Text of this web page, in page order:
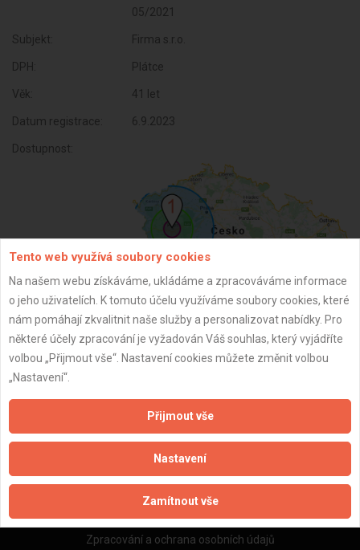
05/2021
Subjekt: Firma s.r.o.
DPH: Plátce
Věk: 41 let
Datum registrace: 6.9.2023
Dostupnost:
ZPĚT
Naše firmy a řemeslníci
Zpracování a ochrana osobních údajů
Tento web využívá soubory cookies
Na našem webu získáváme, ukládáme a zpracováváme informace
o jeho uživatelích. K tomuto účelu využíváme soubory cookies, které
nám pomáhají zkvalitnit naše služby a personalizovat nabídky. Pro
některé účely zpracování je vyžadován Váš souhlas, který vyjádříte
volbou „Přijmout vše“. Nastavení cookies můžete změnit volbou
„Nastavení“.
Přijmout vše
Nastavení
Zamítnout vše